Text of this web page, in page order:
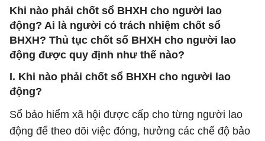
Khi nào phải chốt sổ BHXH cho người lao
động? Ai là người có trách nhiệm chốt sổ
BHXH? Thủ tục chốt sổ BHXH cho người lao
động được quy định như thế nào?
I. Khi nào phải chốt sổ BHXH cho người lao
động?
Sổ bảo hiểm xã hội được cấp cho từng người lao
động để theo dõi việc đóng, hưởng các chế độ bảo